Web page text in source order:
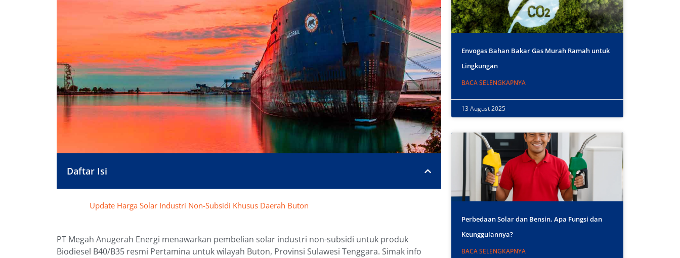
Daftar Isi
Update Harga Solar Industri Non-Subsidi Khusus Daerah Buton
PT Megah Anugerah Energi menawarkan pembelian solar industri non-subsidi untuk produk
Biodiesel B40/B35 resmi Pertamina untuk wilayah Buton, Provinsi Sulawesi Tenggara. Simak info
Envogas Bahan Bakar Gas Murah Ramah untuk
Lingkungan
BACA SELENGKAPNYA
13 August 2025
Perbedaan Solar dan Bensin, Apa Fungsi dan
Keunggulannya?
BACA SELENGKAPNYA